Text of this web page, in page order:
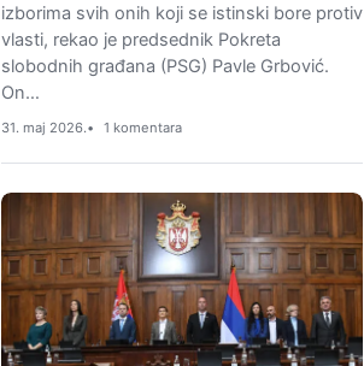
izborima svih onih koji se istinski bore protiv
vlasti, rekao je predsednik Pokreta
slobodnih građana (PSG) Pavle Grbović.
On…
31. maj 2026. 1 komentara